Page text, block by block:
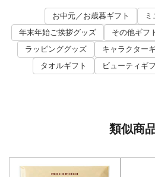
お中元／お歳暮ギフト
年末年始ご挨拶グッズ
その他ギフ
ラッピンググッズ
キャラクター
タオルギフト
ビューティギ
類似商